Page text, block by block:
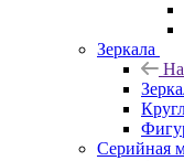
Зеркала
Серийная